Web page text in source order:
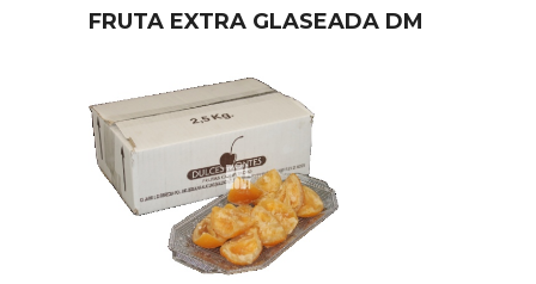
FRUTA EXTRA GLASEADA DM